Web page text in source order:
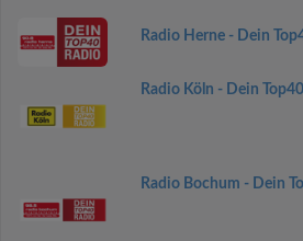
Radio Herne - Dein
Radio Köln - Dein
Radio Bochum - Dein